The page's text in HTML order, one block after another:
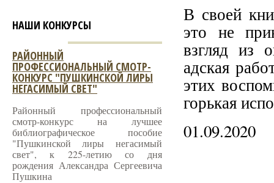
В своей
это не
взгляд из
адская
этих
горькая
01.09.2020
НАШИ КОНКУРСЫ
РАЙОННЫЙ
ПРОФЕССИОНАЛЬНЫЙ СМОТР-
КОНКУРС "ПУШКИНСКОЙ ЛИРЫ
НЕГАСИМЫЙ СВЕТ"
Районный профессиональный
смотр-конкурс на лучшее
библиографическое пособие
"Пушкинской лиры негасимый
свет", к 225-летию со дня
рождения Александра Сергеевича
Пушкина